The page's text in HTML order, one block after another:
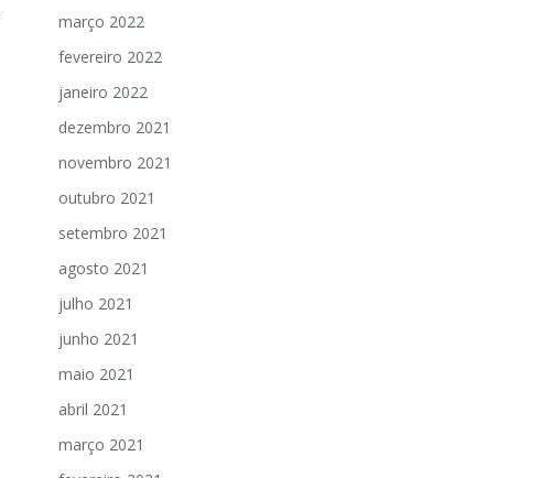
março 2022
fevereiro 2022
janeiro 2022
dezembro 2021
novembro 2021
outubro 2021
setembro 2021
agosto 2021
julho 2021
junho 2021
maio 2021
abril 2021
março 2021